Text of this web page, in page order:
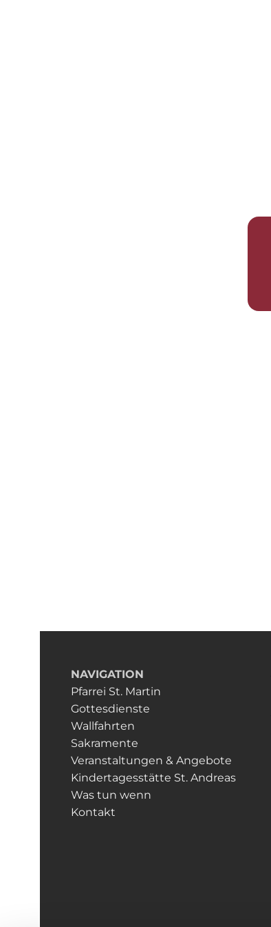
NAVIGATION
Pfarrei St. Martin
Gottesdienste
Wallfahrten
Sakramente
Veranstaltungen & Angebote
Kindertagesstätte St. Andreas
Was tun wenn
Kontakt